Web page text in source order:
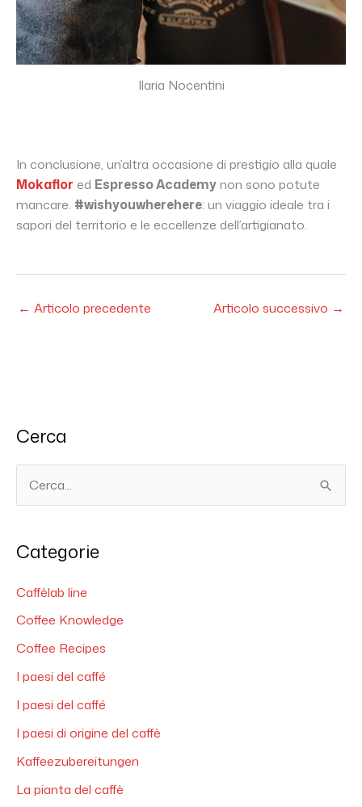
Ilaria Nocentini
In conclusione, un’altra occasione di prestigio alla quale
Mokaflor ed Espresso Academynon sono potute
mancare. #wishyouwherehere: un viaggio ideale tra i
sapori del territorio e le eccellenze dell’artigianato.
← Articolo precedente Articolo successivo →
Cerca
c
a
Categorie
Caffèlab line
Coffee Knowledge
Coffee Recipes
I paesi del caffé
I paesi del caffé
I paesi di origine del caffè
Kaffeezubereitungen
La pianta del caffè